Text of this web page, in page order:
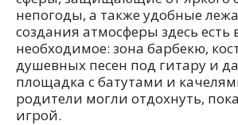
непогоды, а также удобные
создания атмосферы здесь есть
необходимое: зона барбекю,
душевных песен под гитару и
площадка с батутами и
родители могли отдохнуть,
игрой.